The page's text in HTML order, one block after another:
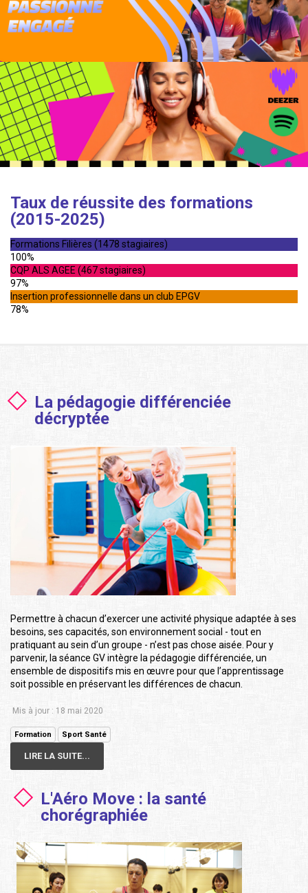
Taux de réussite des formations
(2015-2025)
Formations Filières (1478 stagiaires)
100%
CQP ALS AGEE (467 stagiaires)
97%
Insertion professionnelle dans un club EPGV
78%
La pédagogie différenciée
décryptée
Permettre à chacun d’exercer une activité physique adaptée à ses
besoins, ses capacités, son environnement social - tout en
pratiquant au sein d’un groupe - n’est pas chose aisée. Pour y
parvenir, la séance GV intègre la pédagogie différenciée, un
ensemble de dispositifs mis en œuvre pour que l’apprentissage
soit possible en préservant les différences de chacun.
Mis à jour : 18 mai 2020
Formation Sport Santé
LIRE LA SUITE...
L'Aéro Move : la santé
chorégraphiée